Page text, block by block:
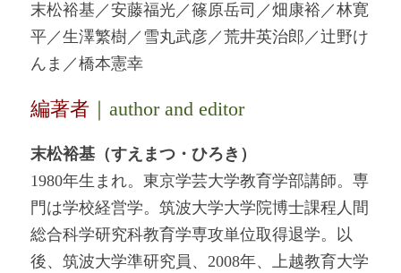
末松裕基／安藤福光／篠原岳司／畑康裕／林寛
平／生澤繁樹／雪丸武彦／荒井英治郎／辻野け
んま／橋本憲幸
編著者 ｜author and editor
末松裕基（すえまつ・ひろき）
1980年生まれ。東京学芸大学教育学部講師。専
門は学校経営学。筑波大学大学院博士課程人間
総合科学研究科教育学専攻単位取得退学。以
後、筑波大学準研究員、2008年、上越教育大学